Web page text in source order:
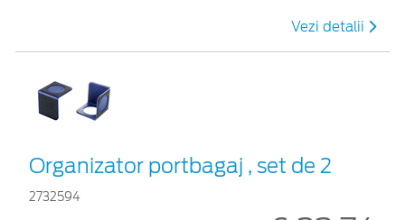
Vezi detalii
Organizator portbagaj , set de 2
2732594